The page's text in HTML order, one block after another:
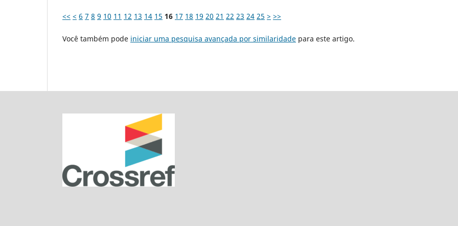
<< < 6 7 8 9 10 11 12 13 14 15 16 17 18 19 20 21 22 23 24 25 > >>
Você também pode iniciar uma pesquisa avançada por similaridade para este artigo.